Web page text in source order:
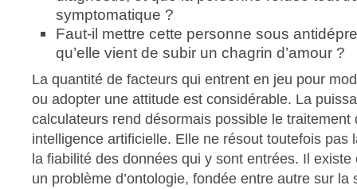
symptomatique ?
Faut-il mettre cette personne sous
qu’elle vient de subir un chagrin d’amour ?
La quantité de facteurs qui entrent en jeu pour
ou adopter une attitude est considérable. La
calculateurs rend désormais possible le traitement
intelligence artificielle. Elle ne résout toutefois pas
la fiabilité des données qui y sont entrées. Il
un problème d’ontologie, fondée entre autre sur la